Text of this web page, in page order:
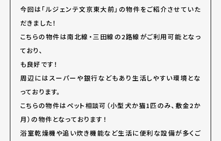
今回は「ルジェンテ文京東大前」の物件をご紹介させていた
だきました！
こちらの物件は南北線・三田線の2路線がご利用可能となっ
ており、
も良好です！
周辺にはスーパーや銀行などもあり生活しやすい環境とな
っております。
こちらの物件はペット相談可（小型犬か猫1匹のみ、敷金2か
月）の物件となっております！
浴室乾燥機や追い炊き機能など生活に便利な設備が多くご